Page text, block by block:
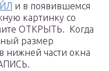
и в появившемся
картинку со
ОТКРЫТЬ. Когда
размер
нижней части окна